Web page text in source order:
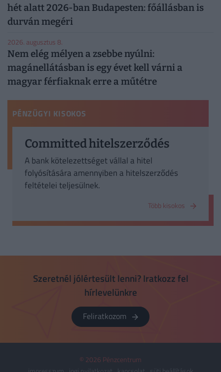
hét alatt 2026-ban Budapesten: főállásban is
durván megéri
2026. augusztus 8.
Nem elég mélyen a zsebbe nyúlni:
magánellátásban is egy évet kell várni a
magyar férfiaknak erre a műtétre
PÉNZÜGYI KISOKOS
Committed hitelszerződés
A bank kötelezettséget vállal a hitel
folyósítására amennyiben a hitelszerződés
feltételei teljesülnek.
Több kisokos
Szeretnél jólértesült lenni? Iratkozz fel
hírlevelünkre
Feliratkozom
© 2026 Pénzcentrum